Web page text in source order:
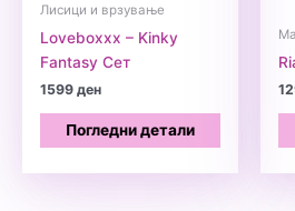
Лисици и врзување
Loveboxxx – Kinky
Fantasy Сет
1599ден
Погледни детали